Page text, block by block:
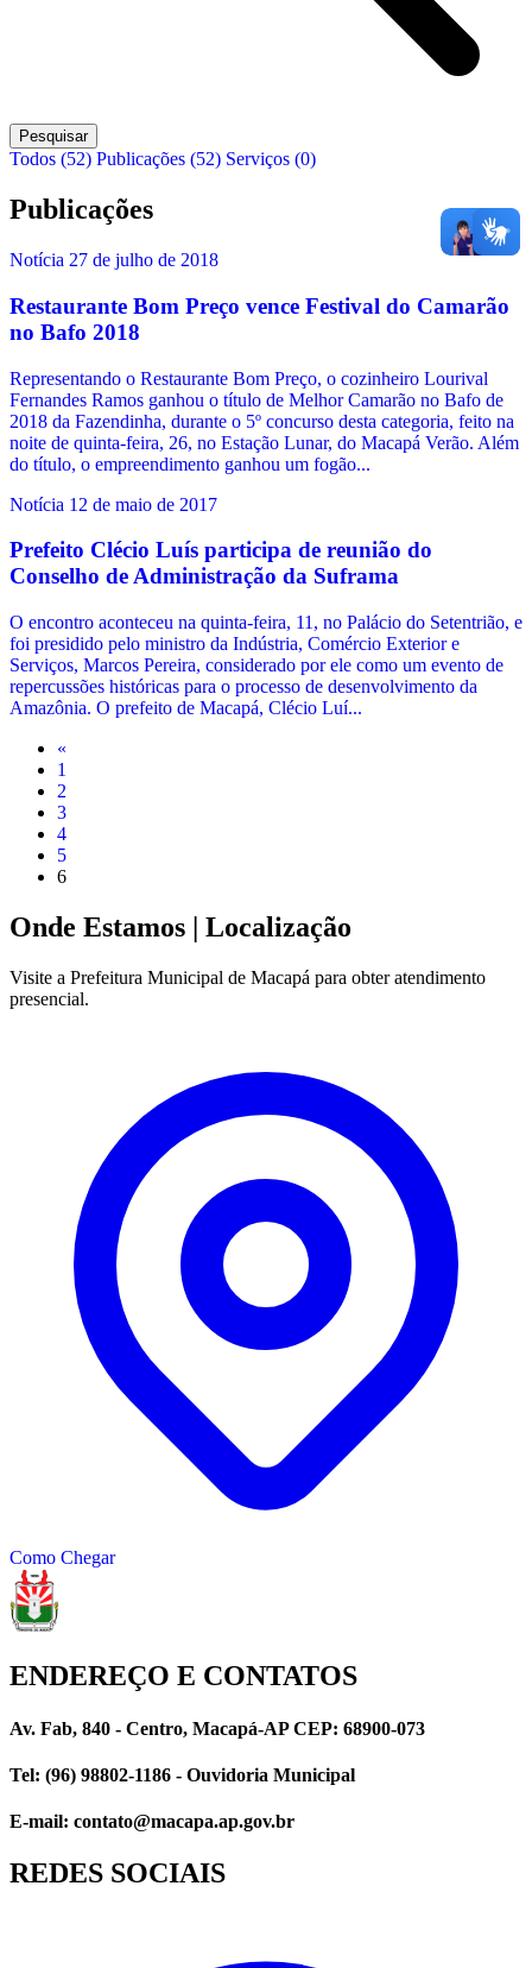
Pesquisar
Todos (52) Publicações (52) Serviços (0)
Publicações
Notícia 27 de julho de 2018
Restaurante Bom Preço vence Festival do Camarão
no Bafo 2018
Representando o Restaurante Bom Preço, o cozinheiro Lourival
Fernandes Ramos ganhou o título de Melhor Camarão no Bafo de
2018 da Fazendinha, durante o 5º concurso desta categoria, feito na
noite de quinta-feira, 26, no Estação Lunar, do Macapá Verão. Além
do título, o empreendimento ganhou um fogão...
Notícia 12 de maio de 2017
Prefeito Clécio Luís participa de reunião do
Conselho de Administração da Suframa
O encontro aconteceu na quinta-feira, 11, no Palácio do Setentrião, e
foi presidido pelo ministro da Indústria, Comércio Exterior e
Serviços, Marcos Pereira, considerado por ele como um evento de
repercussões históricas para o processo de desenvolvimento da
Amazônia. O prefeito de Macapá, Clécio Luí...
«
1
2
3
4
5
6
Onde Estamos | Localização
Visite a Prefeitura Municipal de Macapá para obter atendimento
presencial.
Como Chegar
ENDEREÇO E CONTATOS
Av. Fab, 840 - Centro, Macapá-AP CEP: 68900-073
Tel: (96) 98802-1186 - Ouvidoria Municipal
E-mail: contato@macapa.ap.gov.br
REDES SOCIAIS